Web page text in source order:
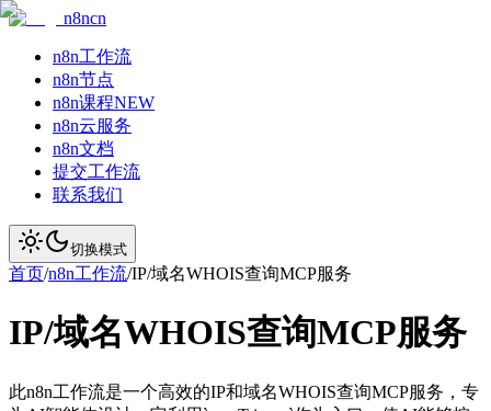
n8ncn
n8n工作流
n8n节点
n8n课程NEW
n8n云服务
n8n文档
提交工作流
联系我们
切换模式
首页/n8n工作流/IP/域名WHOIS查询MCP服务
IP/域名WHOIS查询MCP服务
此n8n工作流是一个高效的IP和域名WHOIS查询MCP服务，专